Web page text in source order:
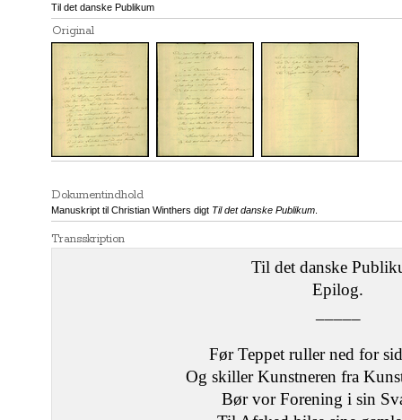
Til det danske Publikum
Original
Dokumentindhold
Manuskript til Christian Winthers digt Til det danske Publikum
Transskription
Til det danske
Epilog.
Før Teppet ruller ned for
Og skiller Kunstneren fra
Bør vor Forening i sin